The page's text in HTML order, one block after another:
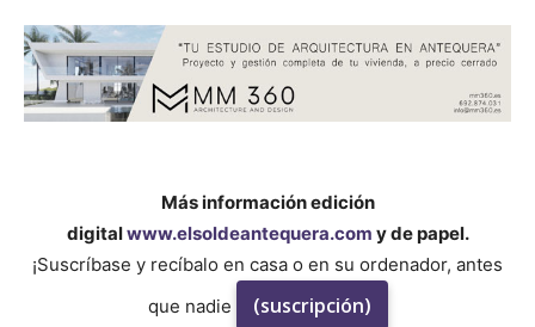
Más información edición
digitalwww.elsoldeantequera.com y de papel.
¡Suscríbase y recíbalo en casa o en su ordenador, antes
que nadie
(suscripción)